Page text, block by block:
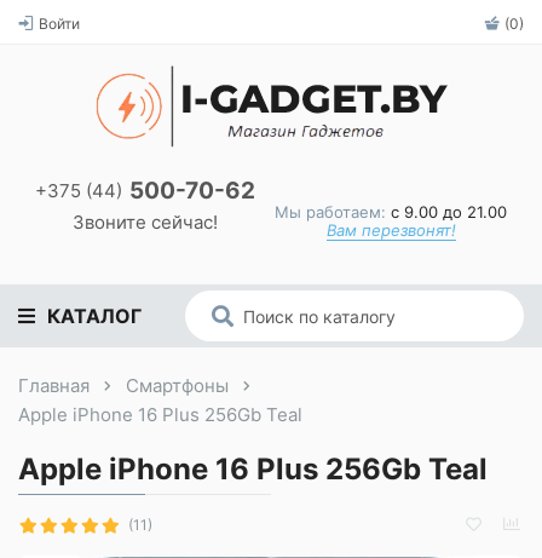
Войти (0)
+375 (44) 500-70-62
Звоните сейчас! Мы работаем: с 9.00 до 21.00
Вам перезвонят!
КАТАЛОГ
Главная
Смартфоны
Apple iPhone 16 Plus 256Gb Teal
Apple iPhone 16 Plus 256Gb Teal
(11)